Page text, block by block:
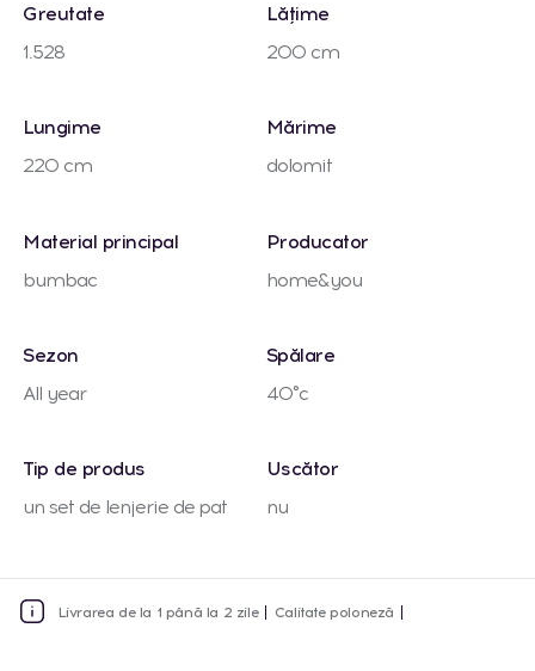
Greutate
1.528
Lățime
200 cm
Lungime
220 cm
Mărime
dolomit
Material principal
bumbac
Producator
home&you
Sezon
All year
Spălare
40°c
Tip de produs
un set de lenjerie de pat
Uscător
nu
Livrarea de la 1 până la 2 zile Calitate poloneză